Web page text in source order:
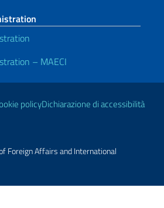
– MAECI
policyDichiarazione di accessibilità
Foreign Affairs and International